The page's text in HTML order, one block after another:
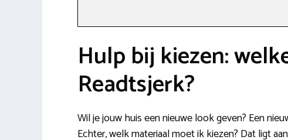
Hulp bij kiezen:
Readtsjerk?
Wil je jouw huis een nieuwe look geven? Een
Echter, welk materiaal moet ik kiezen? Dat ligt